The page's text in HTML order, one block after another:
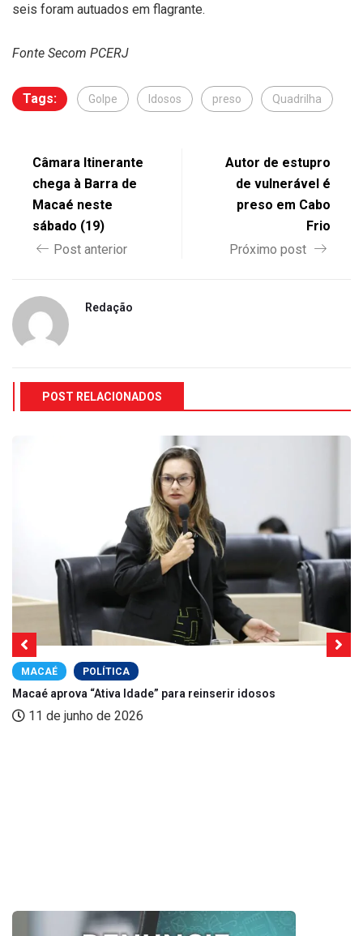
seis foram autuados em flagrante.
Fonte Secom PCERJ
Tags: Golpe Idosos preso Quadrilha
Câmara Itinerante
chega à Barra de
Macaé neste
sábado (19)
Post anterior
Autor de estupro
de vulnerável é
preso em Cabo
Frio
Próximo post
Redação
POST RELACIONADOS
MACAÉ POLÍTICA
Macaé aprova “Ativa Idade” para reinserir idosos
11 de junho de 2026